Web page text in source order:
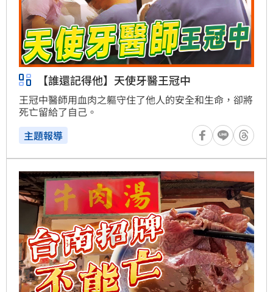
【誰還記得他】天使牙醫王冠中
王冠中醫師用血肉之軀守住了他人的安全和生命，卻將
死亡留給了自己。
主題報導